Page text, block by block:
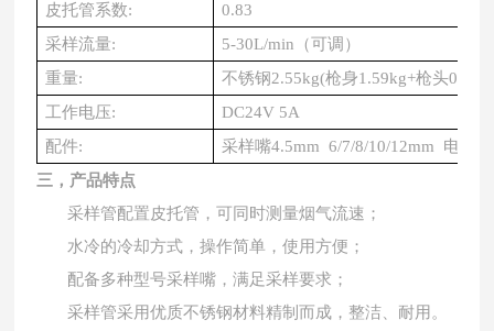
皮托管系数:
0.83
采样流量:
5-30L/min（可调）
重量: 不锈钢2.55kg(枪身1.59kg+枪头
工作电压:
DC24V 5A
配件: 采样嘴4.5mm 6/7/8/10/12mm 电源
三，产品特点
采样管配置皮托管，可同时测量烟气流速；
水冷的冷却方式，操作简单，使用方便；
配备多种型号采样嘴，满足采样要求；
采样管采用优质不锈钢材料精制而成，整洁、耐用。